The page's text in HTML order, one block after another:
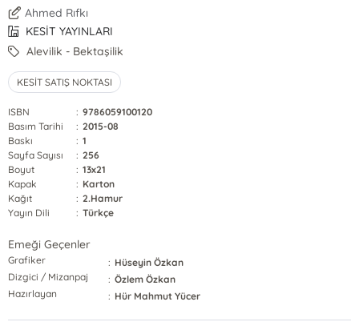
Ahmed Rıfkı
KESİT YAYINLARI
Alevilik - Bektaşilik
KESİT SATIŞ NOKTASI
ISBN : 9786059100120
Basım Tarihi
: 2015-08
Baskı
: 1
Sayfa Sayısı
: 256
Boyut
: 13x21
Kapak
: Karton
Kağıt
: 2.Hamur
Yayın Dili
: Türkçe
Emeği Geçenler
Grafiker : Hüseyin Özkan
Dizgici / Mizanpaj
: Özlem Özkan
Hazırlayan
: Hür Mahmut Yücer